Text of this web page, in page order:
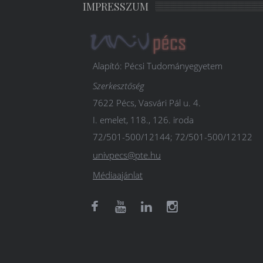
IMPRESSZUM
Alapító: Pécsi Tudományegyetem
Szerkesztőség
7622 Pécs, Vasvári Pál u. 4.
I. emelet, 118., 126. iroda
72/501-500/12144; 72/501-500/12122
univpecs@pte.hu
Médiaajánlat